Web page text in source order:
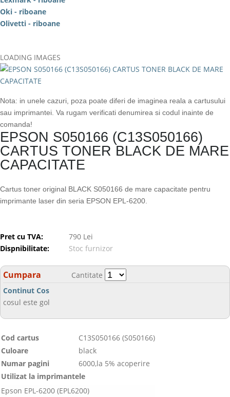
Oki - riboane
Olivetti - riboane
LOADING IMAGES
Nota: in unele cazuri, poza poate diferi de imaginea reala a cartusului
sau imprimantei. Va rugam verificati denumirea si codul inainte de
comanda!
EPSON S050166 (C13S050166)
CARTUS TONER BLACK DE MARE
CAPACITATE
Cartus toner original BLACK S050166 de mare capacitate pentru
imprimante laser din seria EPSON EPL-6200.
Pret cu TVA:
790 Lei
Dispnibilitate:
Stoc furnizor
Cumpara
Cantitate
Continut Cos
cosul este gol
Cod cartus
C13S050166 (S050166)
Culoare
black
Numar pagini
6000,la 5% acoperire
Utilizat la imprimantele
Epson EPL-6200 (EPL6200)